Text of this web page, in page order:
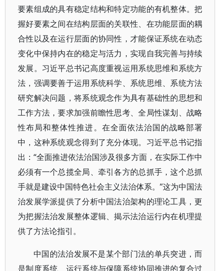
要素组成的具有稳定结构和特定功能的有机整体。把
握好要素之间在结构层面的关联性、在功能层面的耦
合性以及在运行层面的协同性，才能保证系统在动态
变化中保持内在的稳定与活力，实现自我完善与持续
发展。习近平总书记高度重视运用系统思维和系统方
法，强调要善于运用系统科学、系统思维、系统方法
研究解决问题，将系统观念作为具有基础性的思想和
工作方法，要求加强前瞻性思考、全局性谋划、战略
性布局和整体性推进。在全面依法治国的战略部署
中，这种系统观念得到了充分体现。习近平总书记指
出：“全面推进依法治国涉及很多方面，在实际工作中
必须有一个总揽全局、牵引各方的总抓手，这个总抓
手就是建设中国特色社会主义法治体系。”这为中国法
治发展学派提供了分析中国法治架构的理论工具，更
为把握法治发展整体逻辑、揭示法治运行内在机理提
供了方法论指引。
中国的法治发展不是某个部门法的单兵突进，而
是制度系统、运行系统与保障系统协同推进的复合过